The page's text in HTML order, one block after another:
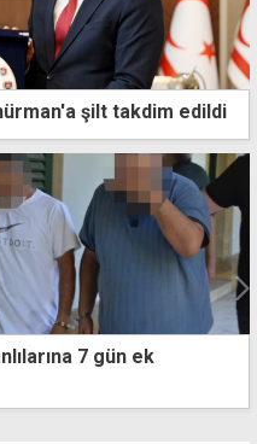
şilt takdim edildi
7 gün ek